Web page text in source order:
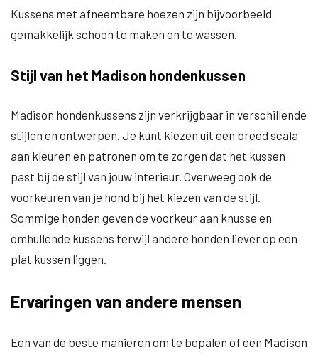
Kussens met afneembare hoezen zijn bijvoorbeeld
gemakkelijk schoon te maken en te wassen.
Stijl van het Madison hondenkussen
Madison hondenkussens zijn verkrijgbaar in verschillende
stijlen en ontwerpen. Je kunt kiezen uit een breed scala
aan kleuren en patronen om te zorgen dat het kussen
past bij de stijl van jouw interieur. Overweeg ook de
voorkeuren van je hond bij het kiezen van de stijl.
Sommige honden geven de voorkeur aan knusse en
omhullende kussens terwijl andere honden liever op een
plat kussen liggen.
Ervaringen van andere mensen
Een van de beste manieren om te bepalen of een Madison